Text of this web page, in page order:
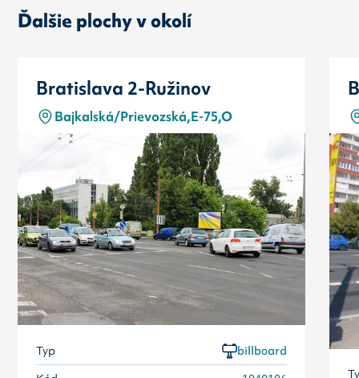
Ďalšie plochy v okolí
Bratislava 2-Ružinov
Bajkalská/Prievozská,E-75,O
Typ
billboard